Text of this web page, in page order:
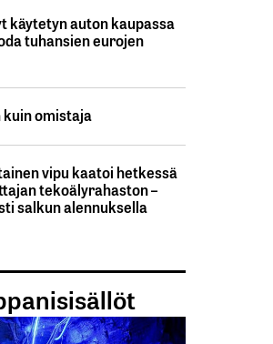
käytetyn auton kaupassa
tuhansien eurojen
omistaja
vipu kaatoi hetkessä
tekoälyrahaston –
salkun alennuksella